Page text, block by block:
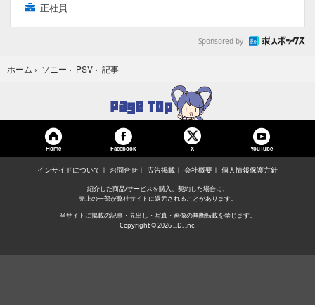
正社員
Sponsored by
ホーム › ソニー › PSV › 記事
Home Facebook X YouTube
インサイドについて お問合せ 広告掲載 会社概要 個人情報保護方針
紹介した商品/サービスを購入、契約した場合に、
売上の一部が弊社サイトに還元されることがあります。
当サイトに掲載の記事・見出し・写真・画像の無断転載を禁じます。
Copyright © 2026 IID, Inc.